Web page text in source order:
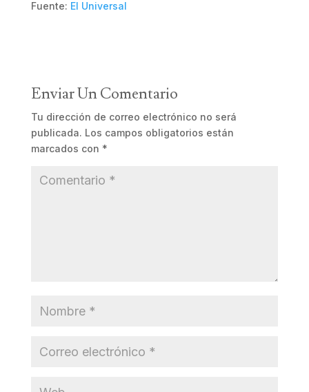
Fuente: El Universal
Enviar Un Comentario
Tu dirección de correo electrónico no será
publicada. Los campos obligatorios están
marcados con *